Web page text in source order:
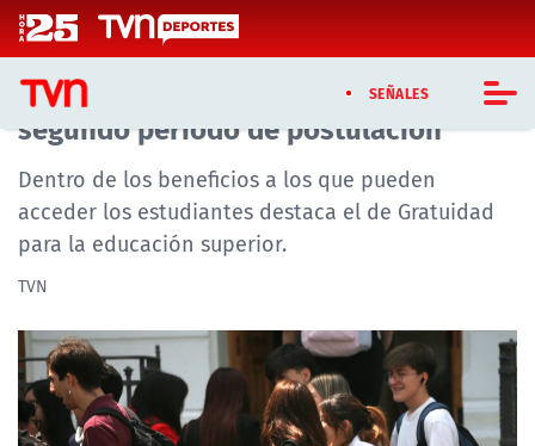
Click acá para ir directamente al contenido
SEÑALES
CASTING MASTERCHEF CHILE
CASTING TVN VERTICAL
TVN VERTICAL
TVN PLAY
PROGRAMAS
FUAS 2025: Conoce la fecha para el
segundo período de postulación
Dentro de los beneficios a los que pueden
acceder los estudiantes destaca el de Gratuidad
para la educación superior.
TVN